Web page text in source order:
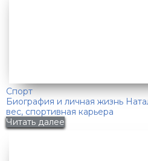
Спорт
Биография и личная жизнь
вес, спортивная карьера
Читать далее